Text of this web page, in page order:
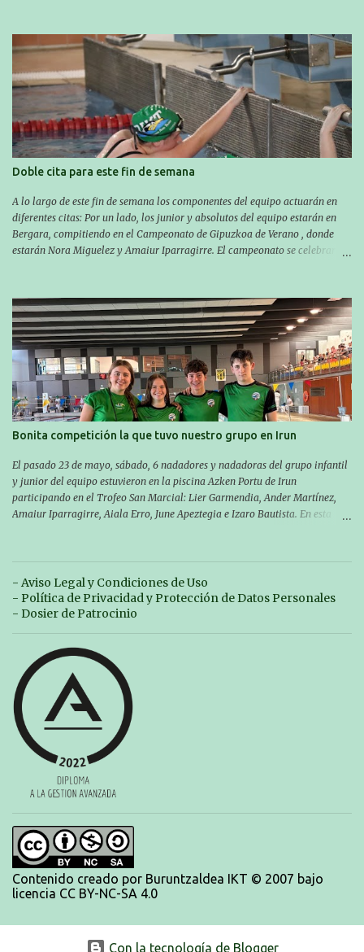
domingo los MASTERS tendrán el II TROFEO MASTER DE ZARAUTZ. La
competición se celebrará en Zarautz a las 16:00 la jornada del sabado y a
las 10:00 la del domingo. Los/las nadadores/as tendrán que estar en la
piscina a las 14:30 el sabado y a las 8:30 el domingo (polideportivo
Aritzbatalde). SERIES
Doble cita para este fin de semana
A lo largo de este fin de semana los componentes del equipo actuarán en
diferentes citas: Por un lado, los junior y absolutos del equipo estarán en
Bergara, compitiendo en el Campeonato de Gipuzkoa de Verano , donde
estarán Nora Miguelez y Amaiur Iparragirre. El campeonato se celebrará
sábado por la tarde a las 16:30. Por otro lado, otro grupo pequeño actuará
en el polideportivo Antzizar de Beasain en el XXIIIº memorial Leire
Contreras , en una mañana popular festiva organizada por el club Igartza.
Las pruebas empezarán a las 10:30, a las 11:30 habrá pruebas populares
australianas y después habrá un almuerzo para todos y todas las
participantes. Toda la información sobre convocatorias y competiciones la
encontraréis en nuestra web, en el siguiente enlace:
https://www.es.buruntzaldeaikt.eus/competici%C3%B3n/egutegia#h.9xisch
p06awl ¡Mucha suert...
Bonita competición la que tuvo nuestro grupo en Irun
El pasado 23 de mayo, sábado, 6 nadadores y nadadoras del grupo infantil
y junior del equipo estuvieron en la piscina Azken Portu de Irun
participando en el Trofeo San Marcial: Lier Garmendia, Ander Martínez,
Amaiur Iparragirre, Aiala Erro, June Apeztegia e Izaro Bautista. En esta
marcas. A pesar de no conseguir marca, pasaron una tarde muy buena y
sirvió para reforzar su experiencia. La mayoría ya ha terminado la
temporada, pero seguiremos trabajando con quienes están en la recta final,
trabajando para que cada uno consiga sus objetivos personales. BRNPWR!
- Aviso Legal y Condiciones de Uso
- Política de Privacidad y Protección de Datos Personales
- Dosier de Patrocinio
Contenido creado por Buruntzaldea IKT © 2007 bajo
licencia CC BY-NC-SA 4.0
Con la tecnología de Blogger